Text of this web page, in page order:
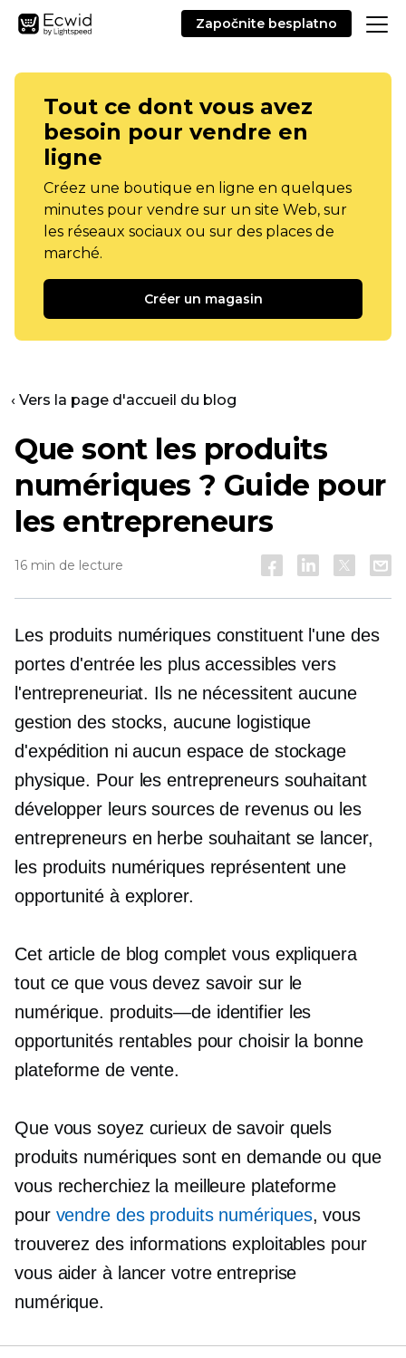
Započnite besplatno
Tout ce dont vous avez
besoin pour vendre en
ligne
Créez une boutique en ligne en quelques
minutes pour vendre sur un site Web, sur
les réseaux sociaux ou sur des places de
marché.
Créer un magasin
‹ Vers la page d'accueil du blog
Que sont les produits
numériques ? Guide pour
les entrepreneurs
16 min de lecture
Les produits numériques constituent l'une des
portes d'entrée les plus accessibles vers
l'entrepreneuriat. Ils ne nécessitent aucune
gestion des stocks, aucune logistique
d'expédition ni aucun espace de stockage
physique. Pour les entrepreneurs souhaitant
développer leurs sources de revenus ou les
entrepreneurs en herbe souhaitant se lancer,
les produits numériques représentent une
opportunité à explorer.
Cet article de blog complet vous expliquera
tout ce que vous devez savoir sur le
numérique. produits—deidentifier les
opportunités rentables pour choisir la bonne
plateforme de vente.
Que vous soyez curieux de savoir quels
produits numériques sont en demande ou que
vous recherchiez la meilleure plateforme
pour vendre des produits numériques, vous
trouverez des informations exploitables pour
vous aider à lancer votre entreprise
numérique.